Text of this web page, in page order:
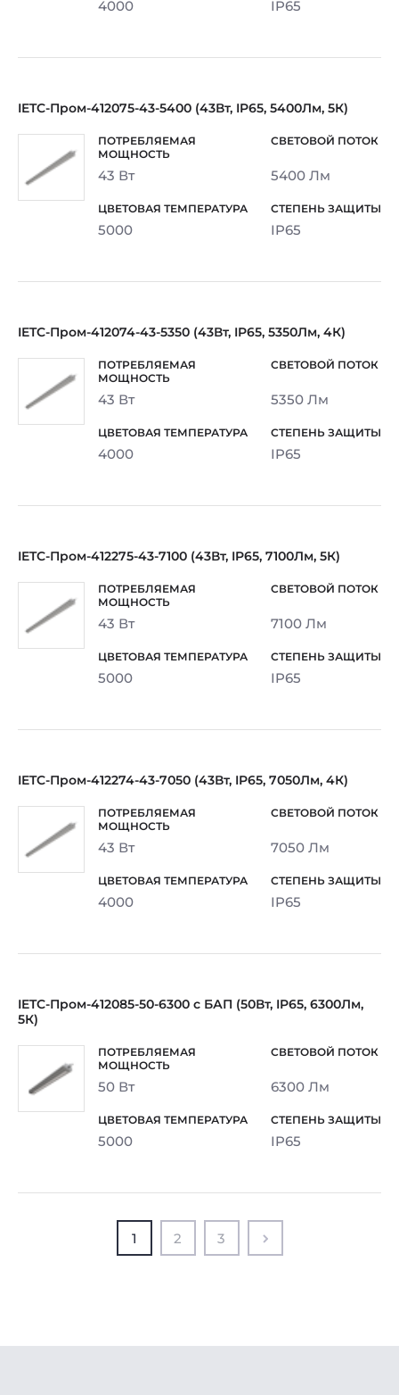
4000 IP65
IETC-Пром-412075-43-5400 (43Вт, IP65, 5400Лм, 5К)
43 Вт 5400 Лм
5000 IP65
IETC-Пром-412074-43-5350 (43Вт, IP65, 5350Лм, 4К)
43 Вт 5350 Лм
4000 IP65
IETC-Пром-412275-43-7100 (43Вт, IP65, 7100Лм, 5К)
43 Вт 7100 Лм
5000 IP65
IETC-Пром-412274-43-7050 (43Вт, IP65, 7050Лм, 4К)
43 Вт 7050 Лм
4000 IP65
IETC-Пром-412085-50-6300 с БАП (50Вт, IP65, 6300Лм,
5К)
50 Вт 6300 Лм
5000 IP65
1 2 3